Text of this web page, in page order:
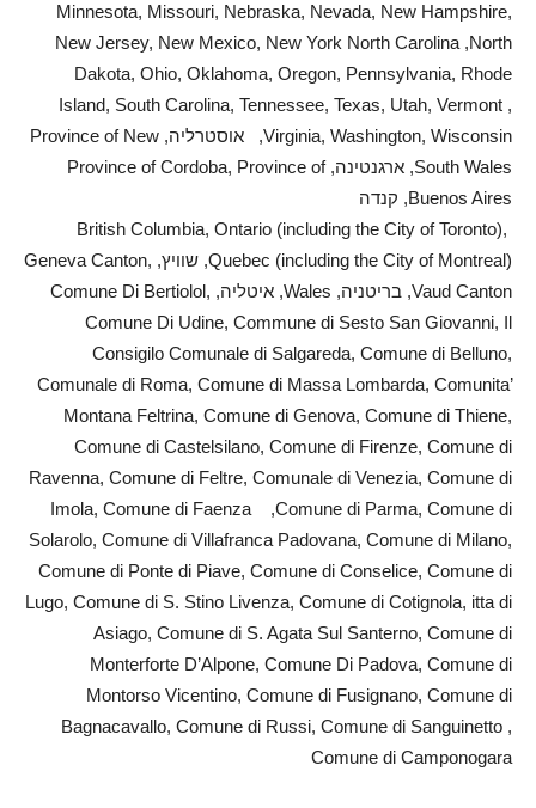
Minnesota, Missouri, Nebraska, Nevada, New Hampshire,
New Jersey, New Mexico, New York North Carolina ,North
Dakota, Ohio, Oklahoma, Oregon, Pennsylvania, Rhode
Island, South Carolina, Tennessee, Texas, Utah, Vermont ,
Virginia, Washington, Wisconsin, אוסטרליה, Province of New
South Wales, ארגנטינה, Province of Cordoba, Province of
Buenos Aires, קנדה
British Columbia, Ontario (including the City of Toronto),
Quebec (including the City of Montreal), שוויץ, Geneva Canton,
Vaud Canton, בריטניה, Wales, איטליה, Comune Di Bertiolol,
Comune Di Udine, Commune di Sesto San Giovanni, Il
Consigilo Comunale di Salgareda, Comune di Belluno,
Comunale di Roma, Comune di Massa Lombarda, Comunita’
Montana Feltrina, Comune di Genova, Comune di Thiene,
Comune di Castelsilano, Comune di Firenze, Comune di
Ravenna, Comune di Feltre, Comunale di Venezia, Comune di
Imola, Comune di Faenza ,Comune di Parma, Comune di
Solarolo, Comune di Villafranca Padovana, Comune di Milano,
Comune di Ponte di Piave, Comune di Conselice, Comune di
Lugo, Comune di S. Stino Livenza, Comune di Cotignola, itta di
Asiago, Comune di S. Agata Sul Santerno, Comune di
Monterforte D’Alpone, Comune Di Padova, Comune di
Montorso Vicentino, Comune di Fusignano, Comune di
Bagnacavallo, Comune di Russi, Comune di Sanguinetto ,
Comune di Camponogara